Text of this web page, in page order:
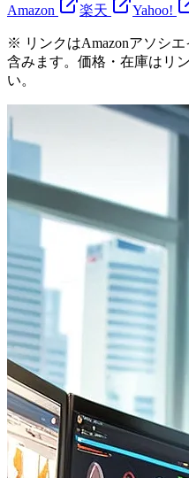
Amazon 楽天 Yahoo!
※ リンクはAmazonアソシ
含みます。価格・在庫はリ
い。